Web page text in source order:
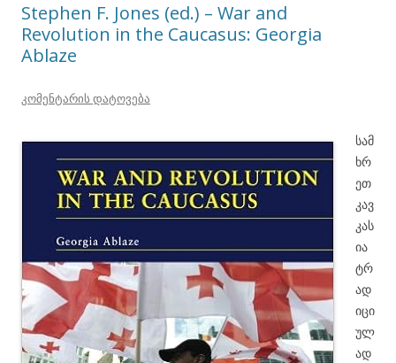
Stephen F. Jones (ed.) – War and
Revolution in the Caucasus: Georgia
Ablaze
კომენტარის დატოვება
სამ
ხრ
ეთ
კავ
კას
ია
ტრ
ად
იცი
ულ
ად